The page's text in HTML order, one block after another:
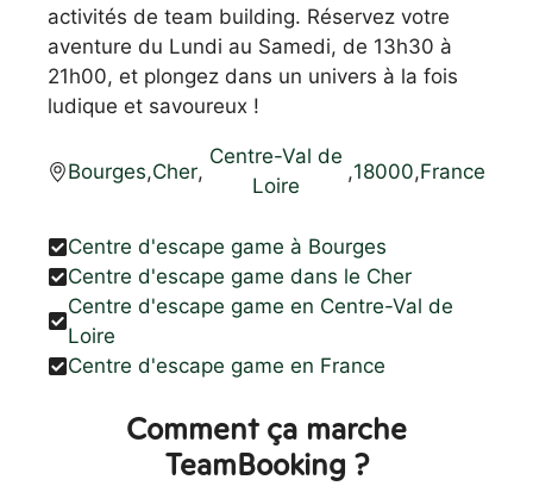
activités de team building. Réservez votre
aventure du Lundi au Samedi, de 13h30 à
21h00, et plongez dans un univers à la fois
ludique et savoureux !
Bourges,Cher,
Centre-Val de
Loire
,18000,France
Centre d'escape game à Bourges
Centre d'escape game dans le Cher
Centre d'escape game en Centre-Val de
Loire
Centre d'escape game en France
Comment ça marche
TeamBooking ?